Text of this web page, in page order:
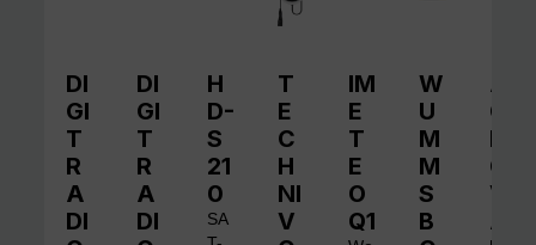
DI
GI
T
R
A
DI
DI
GI
T
R
A
DI
H
D-
S
21
0
SA
T
E
C
H
NI
V
IM
E
T
E
O
Q1
W
U
M
M
S
B
A
QI
N
O
V
A